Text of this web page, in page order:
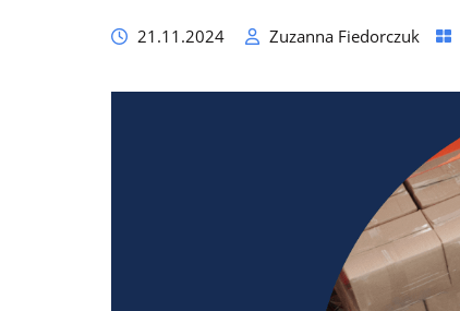
Dla sklepów detalicznych
pojedynczych sklepów oraz małych i dużych sieci
21.11.2024 Zuzanna Fiedorczuk